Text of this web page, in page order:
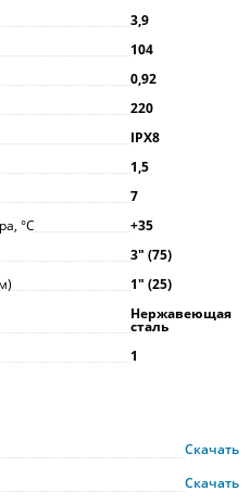
3,9
104
0,92
220
IPX8
1,5
7
°С
+35
3ʺ (75)
1ʺ (25)
Нержавеющая
сталь
1
Скачать
Скачать